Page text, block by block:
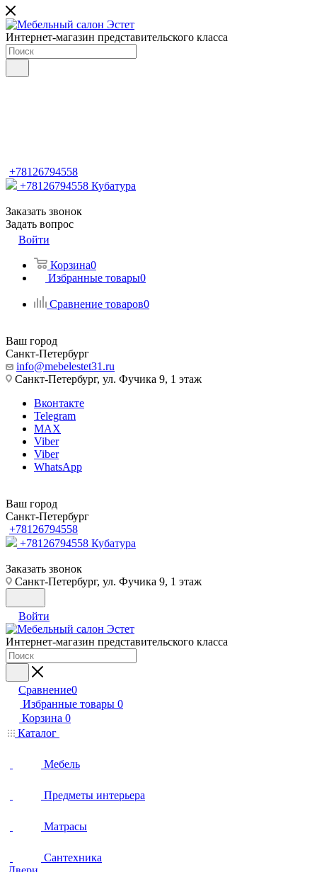
Интернет-магазин представительского класса
+78126794558
+78126794558 Кубатура
Заказать звонок
Задать вопрос
Войти
Корзина0
Избранные товары0
Сравнение товаров0
Ваш город
Санкт-Петербург
info@mebelestet31.ru
Санкт-Петербург, ул. Фучика 9, 1 этаж
Вконтакте
Telegram
MAX
Viber
Viber
WhatsApp
Ваш город
Санкт-Петербург
+78126794558
+78126794558 Кубатура
Заказать звонок
Санкт-Петербург, ул. Фучика 9, 1 этаж
Войти
Интернет-магазин представительского класса
Сравнение0
Избранные товары 0
Корзина 0
Каталог
Мебель
Предметы интерьера
Матрасы
Сантехника